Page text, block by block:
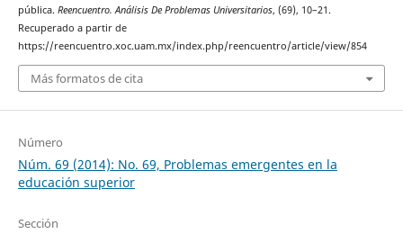
pública. Reencuentro. Análisis De Problemas Universitarios, (69), 10–21.
Recuperado a partir de
https://reencuentro.xoc.uam.mx/index.php/reencuentro/article/view/854
Más formatos de cita
Número
Núm. 69 (2014): No. 69, Problemas emergentes en la
educación superior
Sección